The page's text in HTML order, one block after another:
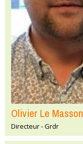
Olivier Le Masson
Directeur - Grdr